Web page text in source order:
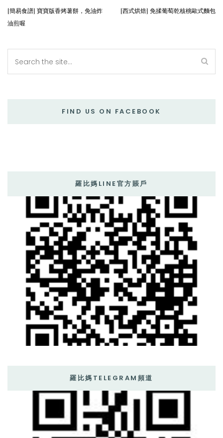
[簡易食譜] 寶寶版香烤薯餅，免油炸
油煎喔
[西式烘焙] 免揉葡萄乾核桃歐式麵包
FIND US ON FACEBOOK
羅比媽LINE官方賬戶
羅比媽TELEGRAM頻道